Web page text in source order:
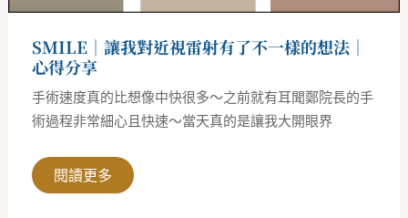
SMILE｜讓我對近視雷射有了不一樣的想法｜
心得分享
手術速度真的比想像中快很多～之前就有耳聞鄭院長的手
術過程非常細心且快速～當天真的是讓我大開眼界
的
法
｜
心
得
分
享
閱讀更多